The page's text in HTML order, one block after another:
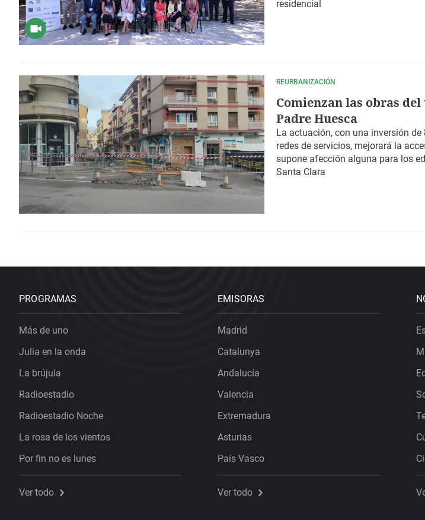
residencial
REURBANIZACIÓN
Comienzan las obras
Padre Huesca
La actuación, con una inversión
redes de servicios, mejorará la
supone afección alguna para los
Santa Clara
PROGRAMAS
Más de uno
Julia en la onda
La brújula
Radioestadio
Radioestadio Noche
La rosa de los vientos
Por fin no es lunes
Ver todo
EMISORAS
Madrid
Catalunya
Andalucía
Valencia
Extremadura
Asturias
País Vasco
Ver todo